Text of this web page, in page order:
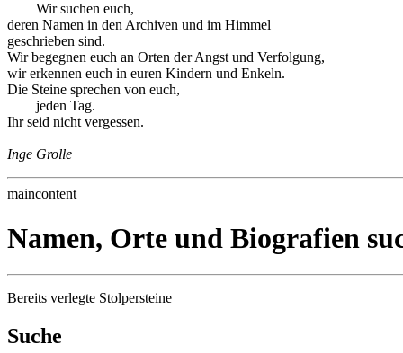
Wir suchen euch,
deren Namen in den Archiven und im Himmel
geschrieben sind.
Wir begegnen euch an Orten der Angst und Verfolgung,
wir erkennen euch in euren Kindern und Enkeln.
Die Steine sprechen von euch,
jeden Tag.
Ihr seid nicht vergessen.
Inge Grolle
maincontent
Namen, Orte und Biografien
Bereits verlegte Stolpersteine
Suche